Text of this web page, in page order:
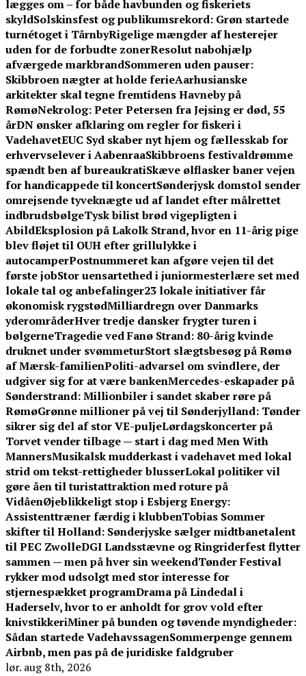
lægges om – for både havbunden og fiskeriets
skyldSolskinsfest og publikumsrekord: Grøn startede
turnétoget i TårnbyRigelige mængder af hesterejer
uden for de forbudte zonerResolut nabohjælp
afværgede markbrandSommeren uden pauser:
Skibbroen nægter at holde ferieAarhusianske
arkitekter skal tegne fremtidens Havneby på
RømøNekrolog: Peter Petersen fra Jejsing er død, 55
årDN ønsker afklaring om regler for fiskeri i
VadehavetEUC Syd skaber nyt hjem og fællesskab for
erhvervselever i AabenraaSkibbroens festivaldrømme
spændt ben af bureaukratiSkæve ølflasker baner vejen
for handicappede til koncertSønderjysk domstol sender
omrejsende tyveknægte ud af landet efter målrettet
indbrudsbølgeTysk bilist brød vigepligten i
AbildEksplosion på Lakolk Strand, hvor en 11-årig pige
blev fløjet til OUH efter grillulykke i
autocamperPostnummeret kan afgøre vejen til det
første jobStor uensartethed i juniormesterlære set med
lokale tal og anbefalinger23 lokale initiativer får
økonomisk rygstødMilliardregn over Danmarks
yderområderHver tredje dansker frygter turen i
bølgerneTragedie ved Fanø Strand: 80-årig kvinde
druknet under svømmeturStort slægtsbesøg på Rømø
af Mærsk-familienPoliti-advarsel om svindlere, der
udgiver sig for at være bankenMercedes-eskapader på
Sønderstrand: Millionbiler i sandet skaber røre på
RømøGrønne millioner på vej til Sønderjylland: Tønder
sikrer sig del af stor VE-puljeLørdagskoncerter på
Torvet vender tilbage — start i dag med Men With
MannersMusikalsk mudderkast i vadehavet med lokal
strid om tekst-rettigheder blusserLokal politiker vil
gøre åen til turistattraktion med roture på
VidåenØjeblikkeligt stop i Esbjerg Energy:
Assistenttræner færdig i klubbenTobias Sommer
skifter til Holland: Sønderjyske sælger midtbanetalent
til PEC ZwolleDGI Landsstævne og Ringriderfest flytter
sammen — men på hver sin weekendTønder Festival
rykker mod udsolgt med stor interesse for
stjernespækket programDrama på Lindedal i
Haderselv, hvor to er anholdt for grov vold efter
knivstikkeriMiner på bunden og tøvende myndigheder:
Sådan startede VadehavssagenSommerpenge gennem
Airbnb, men pas på de juridiske faldgruber
lør. aug 8th, 2026